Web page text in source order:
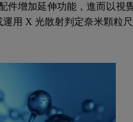
件增加延伸功能，進而以視
用 X 光散射判定奈米顆粒尺